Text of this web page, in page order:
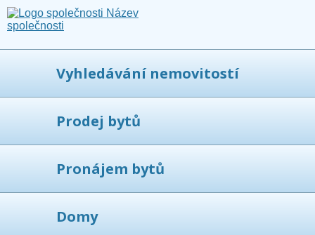
Vyhledávání nemovitostí
Prodej bytů
Pronájem bytů
Domy